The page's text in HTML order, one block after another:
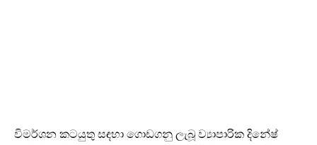
විමර්ශන කටයුතු සඳහා ගොඩගනු ලැබූ ව්‍යාපාරික දිනේෂ්